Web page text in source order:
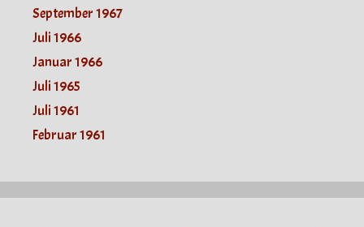
September 1967
Juli 1966
Januar 1966
Juli 1965
Juli 1961
Februar 1961